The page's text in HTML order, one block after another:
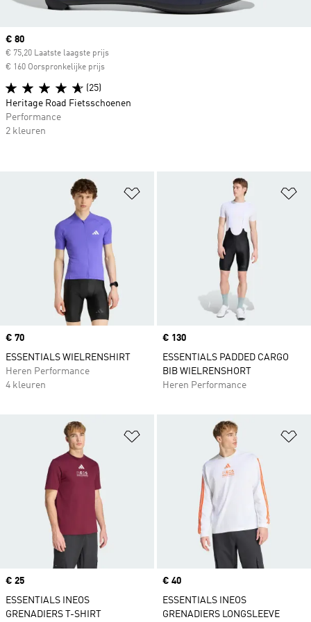
Op verlanglijst zetten
Price
€ 70
ESSENTIALS WIELRENSHIRT
Heren Performance
4 kleuren
Price
€ 130
ESSENTIALS PADDED CARGO
BIB WIELRENSHORT
Heren Performance
Op verlanglijst zetten
Price
€ 25
ESSENTIALS INEOS
GRENADIERS T-SHIRT
Price
€ 40
ESSENTIALS INEOS
GRENADIERS LONGSLEEVE
Current price
€ 80
€ 75,20 Laatste laagste prijs
€ 160 Oorspronkelijke prijs
(25)
Heritage Road Fietsschoenen
Performance
2 kleuren